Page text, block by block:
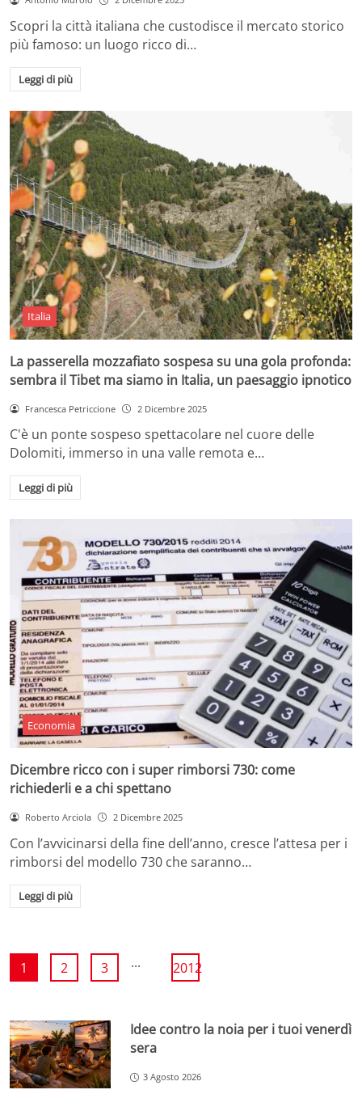
Scopri la città italiana che custodisce il mercato storico
più famoso: un luogo ricco di…
Leggi di più
Italia
La passerella mozzafiato sospesa su una gola profonda:
sembra il Tibet ma siamo in Italia, un paesaggio ipnotico
Francesca Petriccione 2 Dicembre 2025
C'è un ponte sospeso spettacolare nel cuore delle
Dolomiti, immerso in una valle remota e…
Leggi di più
Economia
Dicembre ricco con i super rimborsi 730: come
richiederli e a chi spettano
Roberto Arciola 2 Dicembre 2025
Con l’avvicinarsi della fine dell’anno, cresce l’attesa per i
rimborsi del modello 730 che saranno…
Leggi di più
1 2 3 ... 2012
Idee contro la noia per i tuoi venerdì
sera
3 Agosto 2026